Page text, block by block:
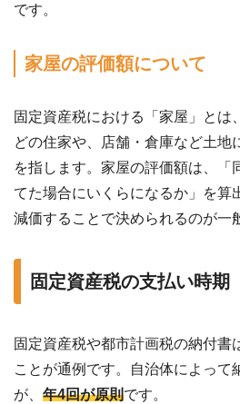
です。
家屋の評価額について
固定資産税における「家屋」とは
どの住家や、店舗・倉庫など土地
を指します。家屋の評価額は、「
てた場合にいくらになるか」を算
減価することで決められるのが一
固定資産税の支払い時期
固定資産税や都市計画税の納付書
ことが通例です。自治体によって
が、 年4回が原則です。